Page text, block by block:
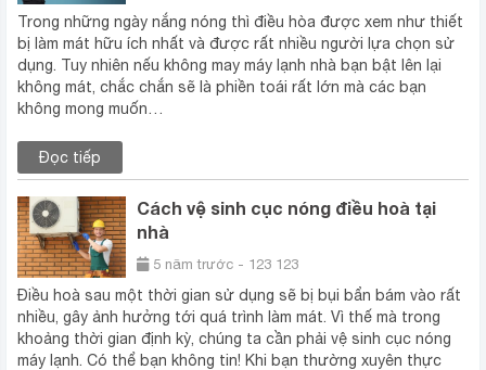
Trong những ngày nắng nóng thì điều hòa được xem như thiết
bị làm mát hữu ích nhất và được rất nhiều người lựa chọn sử
dụng. Tuy nhiên nếu không may máy lạnh nhà bạn bật lên lại
không mát, chắc chắn sẽ là phiền toái rất lớn mà các bạn
không mong muốn…
Đọc tiếp
Cách vệ sinh cục nóng điều hoà tại
nhà
5 năm trước - 123 123
Điều hoà sau một thời gian sử dụng sẽ bị bụi bẩn bám vào rất
nhiều, gây ảnh hưởng tới quá trình làm mát. Vì thế mà trong
khoảng thời gian định kỳ, chúng ta cần phải vệ sinh cục nóng
máy lạnh. Có thể bạn không tin! Khi bạn thường xuyên thực